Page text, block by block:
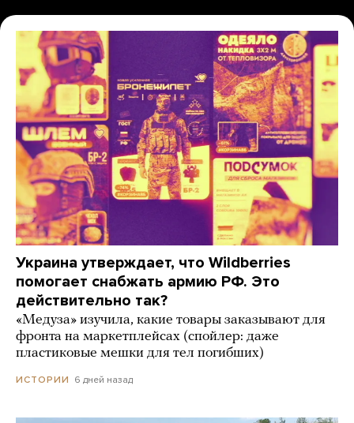
Украина утверждает, что Wildberries
помогает снабжать армию РФ. Это
действительно так?
«Медуза» изучила, какие товары заказывают для
фронта на маркетплейсах (спойлер: даже
пластиковые мешки для тел погибших)
ИСТОРИИ 6 дней назад